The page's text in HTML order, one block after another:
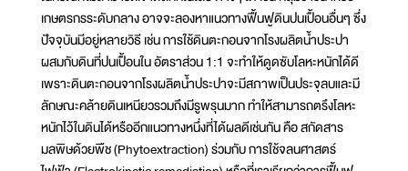
เกษตรกรระดับกลาง อาจจะลองหาแนวทางฟื้นฟูดินปนเปื้อนอื่นๆ ซึ่ง
ปัจจุบันมีอยู่หลายวิธี เช่น การใช้ดินตะกอนจากโรงผลิตน้ำประปา
ผสมกับดินที่ปนเปื้อนใน อัตราส่วน 1:1 จะทำให้ดูดซับโลหะหนักได้ดี
เพราะดินตะกอนจากโรงผลิตน้ำประปาจะมีสภาพเป็นประจุลบและมี
ลักษณะคล้ายดินเหนียวรวมถึงมีรูพรุนมาก ทำให้สามารถตรึงโลหะ
หนักไว้ในดินได้หรืออีกแนวทางหนึ่งที่ได้ผลดีเช่นกัน คือ สกัดสาร
มลพิษด้วยพืช (Phytoextraction) ร่วมกับ การใช้จลนศาสตร์